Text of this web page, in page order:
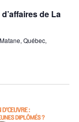
de La
Québec,